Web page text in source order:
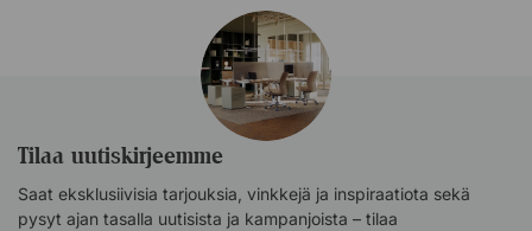
Tilaa uutiskirjeemme
Saat eksklusiivisia tarjouksia, vinkkejä ja inspiraatiota sekä
pysyt ajan tasalla uutisista ja kampanjoista – tilaa